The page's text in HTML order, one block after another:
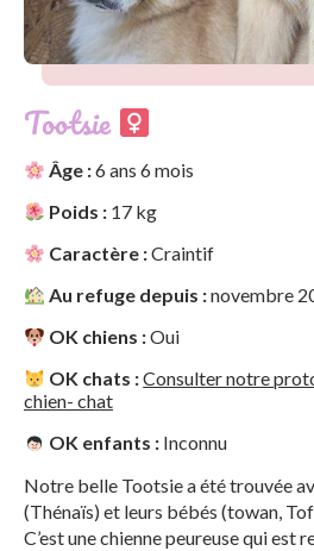
Tootsie
Âge :6 ans 6 mois
Poids : 17 kg
Caractère :Craintif
Au refuge depuis :novembre
OK chiens :Oui
OK chats :Consulter notre
chien- chat
OK enfants : Inconnu
Notre belle Tootsie a été trouvée
(Thénaïs) et leurs bébés (towan,
C’est une chienne peureuse qui est